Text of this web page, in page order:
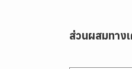
ส่วนผสมทางเ